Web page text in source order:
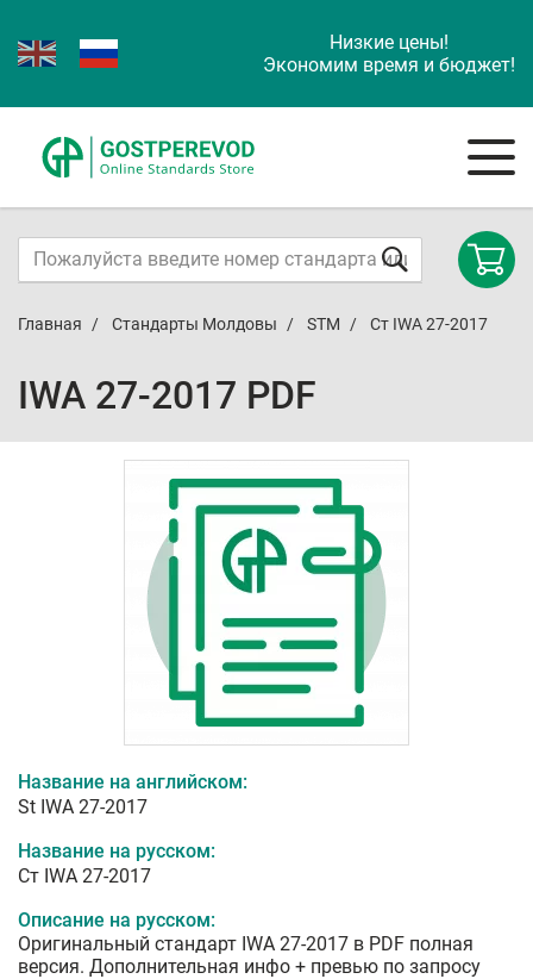
Низкие цены!
Экономим время и бюджет!
Главная Стандарты Молдовы STM Ст IWA 27-2017
IWA 27-2017 PDF
Название на английском:
St IWA 27-2017
Название на русском:
Ст IWA 27-2017
Описание на русском:
Оригинальный стандарт IWA 27-2017 в PDF полная
версия. Дополнительная инфо + превью по запросу